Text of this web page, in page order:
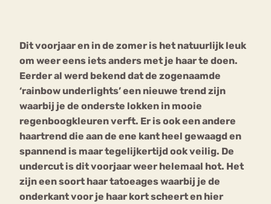
Dit voorjaar en in de zomer is het natuurlijk leuk
om weer eens iets anders met je haar te doen.
Eerder al werd bekend dat de zogenaamde
‘rainbow underlights’ een nieuwe trend zijn
waarbij je de onderste lokken in mooie
regenboogkleuren verft. Er is ook een andere
haartrend die aan de ene kant heel gewaagd en
spannend is maar tegelijkertijd ook veilig. De
undercut is dit voorjaar weer helemaal hot. Het
zijn een soort haar tatoeages waarbij je de
onderkant voor je haar kort scheert en hier
Chat
Forum
mia
Nerv
osa
Eetstoornis Anorexia Nervosa
Eetbuien Piekeren Sport
Orthorexia
Afvallen Angst